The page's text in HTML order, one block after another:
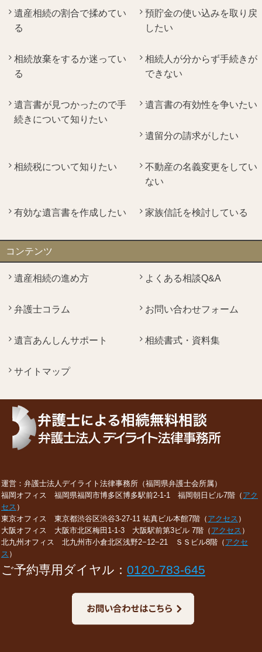
遺産相続の割合で揉めてい
る
預貯金の使い込みを取り戻
したい
相続放棄をするか迷ってい
る
相続人が分からず手続きが
できない
遺言書が見つかったので手
続きについて知りたい
遺言書の有効性を争いたい
遺留分の請求がしたい
相続税について知りたい
不動産の名義変更をしてい
ない
有効な遺言書を作成したい 家族信託を検討している
コンテンツ
遺産相続の進め方 よくある相談Q&A
弁護士コラム お問い合わせフォーム
遺言あんしんサポート 相続書式・資料集
サイトマップ
運営：弁護士法人デイライト法律事務所（福岡県弁護士会所属）
福岡オフィス 福岡県福岡市博多区博多駅前2-1-1 福岡朝日ビル7階（ アク
セス ）
東京オフィス 東京都渋谷区渋谷3-27-11 祐真ビル本館7階（ アクセス ）
大阪オフィス 大阪市北区梅田1-1-3 大阪駅前第3ビル 7階（ アクセス ）
北九州オフィス 北九州市小倉北区浅野2−12−21 ＳＳビル8階（ アクセ
ス ）
ご予約専用ダイヤル： 0120-783-645